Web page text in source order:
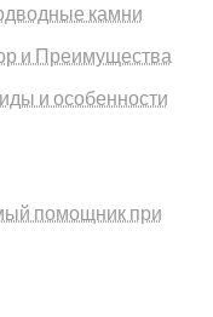
камни
и Преимущества
и особенности
помощник при